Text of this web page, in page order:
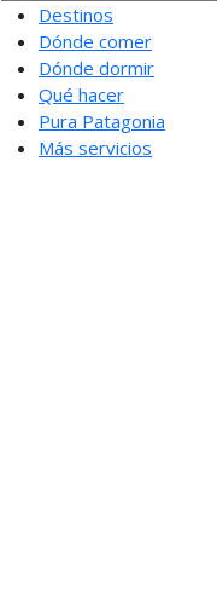
Destinos
Dónde comer
Dónde dormir
Qué hacer
Pura Patagonia
Más servicios